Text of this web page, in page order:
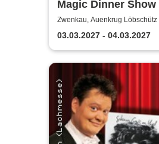
Magic Dinner Show
WUNDERWELT
| Florian Poldrack
Zauberkunst
Zwenkau, Auenkrug Löbschütz
03.03.2027 - 04.03.2027